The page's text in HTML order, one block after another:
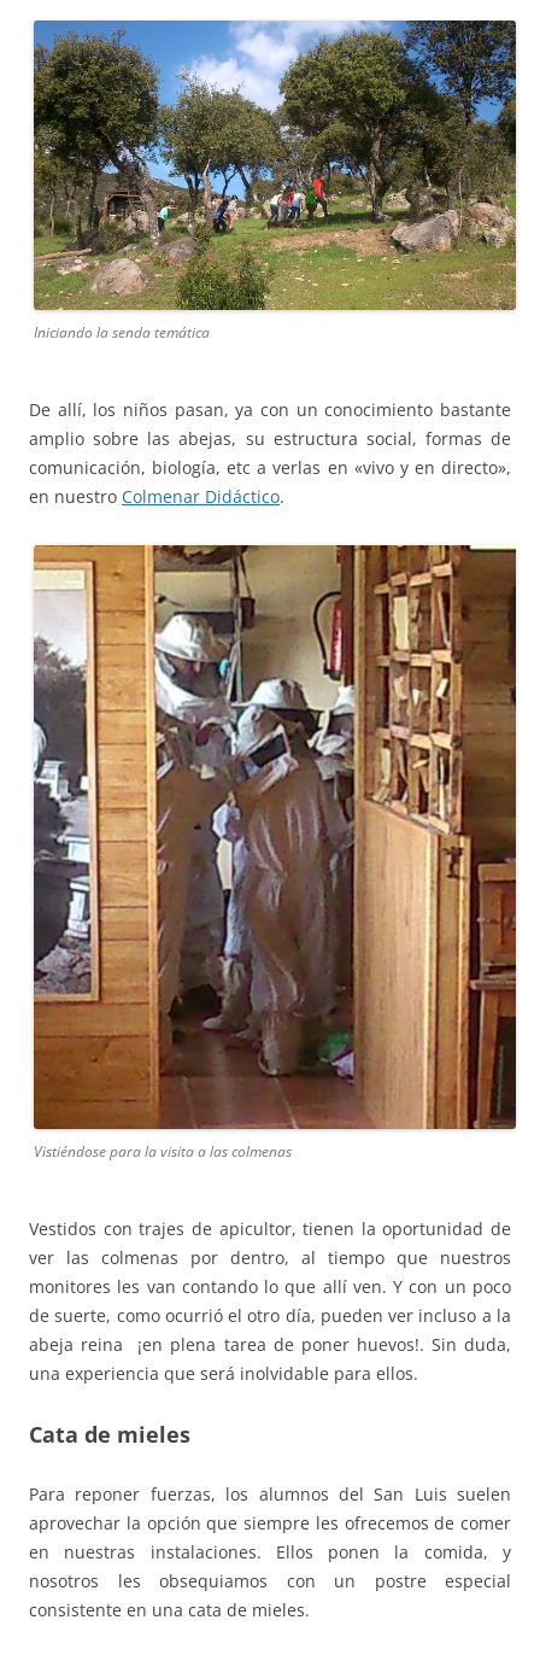
Iniciando la senda temática
De allí, los niños pasan, ya con un conocimiento bastante
amplio sobre las abejas, su estructura social, formas de
comunicación, biología, etc a verlas en «vivo y en directo»,
en nuestro Colmenar Didáctico.
Vistiéndose para la visita a las colmenas
Vestidos con trajes de apicultor, tienen la oportunidad de
ver las colmenas por dentro, al tiempo que nuestros
monitores les van contando lo que allí ven. Y con un poco
de suerte, como ocurrió el otro día, pueden ver incluso a la
abeja reina ¡en plena tarea de poner huevos!. Sin duda,
una experiencia que será inolvidable para ellos.
Cata de mieles
Para reponer fuerzas, los alumnos del San Luis suelen
aprovechar la opción que siempre les ofrecemos de comer
en nuestras instalaciones. Ellos ponen la comida, y
nosotros les obsequiamos con un postre especial
consistente en una cata de mieles.